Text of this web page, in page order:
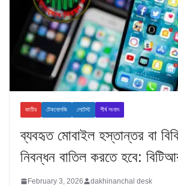
জাতীয় টেকনোলজি লেটেস্ট শীর্ষ সংবাদ
ব্যবহৃত মোবাইল হস্তান্তর বা
নিবন্ধন বাতিল করতে হবে:
February 3, 2026 dakhinanchal desk